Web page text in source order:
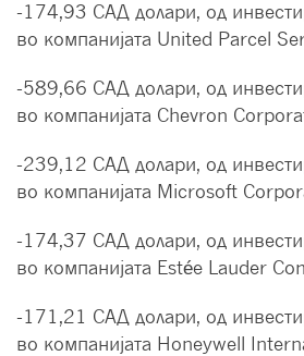
-174,93 САД долари, од
во компанијата United Parcel
-589,66 САД долари, од
во компанијата Chevron
-239,12 САД долари, од
во компанијата Microsoft
-174,37 САД долари, од
во компанијата Estée Lauder
-171,21 САД долари, од
во компанијата Honeywell